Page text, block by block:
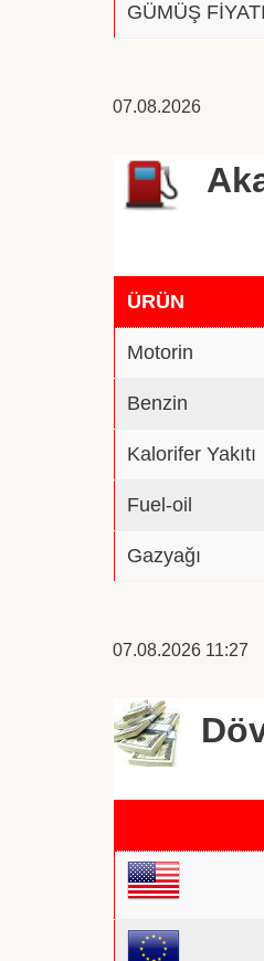
GÜMÜŞ FİYATI
07.08.2026
ÜRÜN
Motorin
Benzin
Kalorifer Yakıtı
Fuel-oil
Gazyağı
07.08.2026 11:27